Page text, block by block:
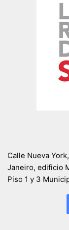
Calle Nueva
Janeiro, edificio
Piso 1 y 3